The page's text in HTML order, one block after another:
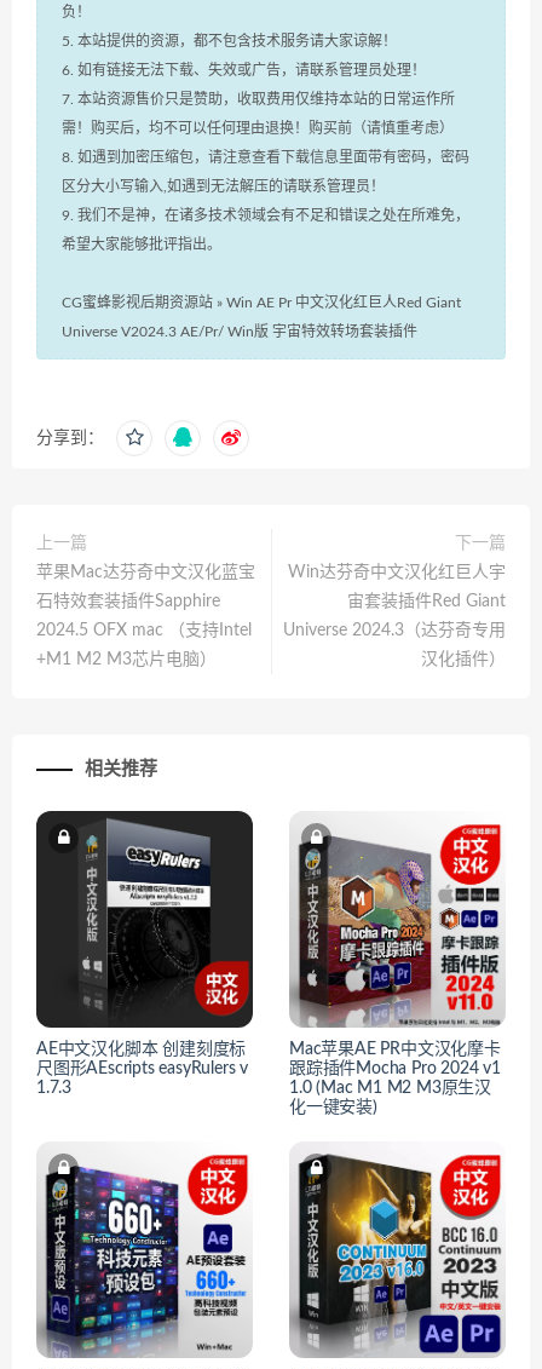
负！
5. 本站提供的资源，都不包含技术服务请大家谅解！
6. 如有链接无法下载、失效或广告，请联系管理员处理！
7. 本站资源售价只是赞助，收取费用仅维持本站的日常运作所
需！购买后，均不可以任何理由退换！购买前（请慎重考虑）
8. 如遇到加密压缩包，请注意查看下载信息里面带有密码，密码
区分大小写输入,如遇到无法解压的请联系管理员！
9. 我们不是神，在诸多技术领域会有不足和错误之处在所难免，
希望大家能够批评指出。
CG蜜蜂影视后期资源站 » Win AE Pr 中文汉化红巨人Red Giant
Universe V2024.3 AE/Pr/ Win版 宇宙特效转场套装插件
分享到：
上一篇
苹果Mac达芬奇中文汉化蓝宝
石特效套装插件Sapphire
2024.5 OFX mac （支持Intel
+M1 M2 M3芯片电脑）
下一篇
Win达芬奇中文汉化红巨人宇
宙套装插件Red Giant
Universe 2024.3（达芬奇专用
汉化插件）
相关推荐
AE中文汉化脚本 创建刻度标
尺图形AEscripts easyRulers v
1.7.3
Mac苹果AE PR中文汉化摩卡
跟踪插件Mocha Pro 2024 v1
1.0 (Mac M1 M2 M3原生汉
化一键安装)